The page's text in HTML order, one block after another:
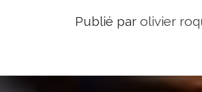
Publié parolivier